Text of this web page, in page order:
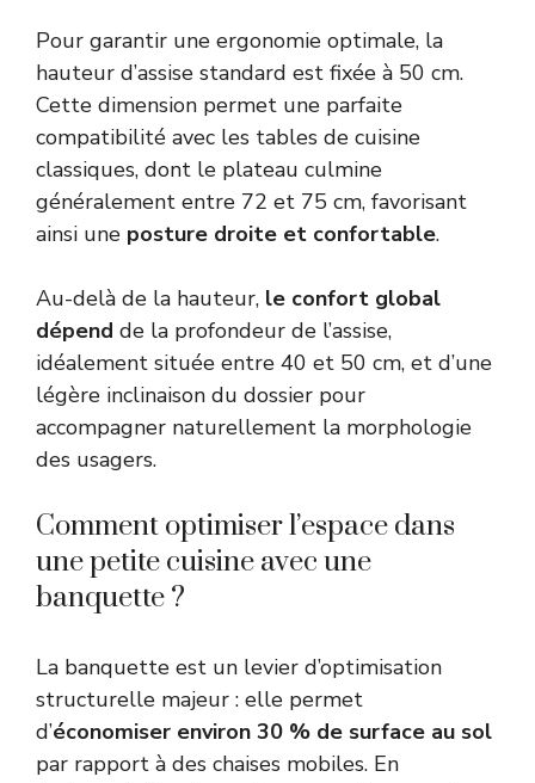
Pour garantir une ergonomie optimale, la
hauteur d’assise standard est fixée à 50 cm.
Cette dimension permet une parfaite
compatibilité avec les tables de cuisine
classiques, dont le plateau culmine
généralement entre 72 et 75 cm, favorisant
ainsi une posture droite et confortable.
Au-delà de la hauteur, le confort global
dépend de la profondeur de l’assise,
idéalement située entre 40 et 50 cm, et d’une
légère inclinaison du dossier pour
accompagner naturellement la morphologie
des usagers.
Comment optimiser l’espace dans
une petite cuisine avec une
banquette ?
La banquette est un levier d’optimisation
structurelle majeur : elle permet
d’économiser environ 30 % de surface au sol
par rapport à des chaises mobiles. En